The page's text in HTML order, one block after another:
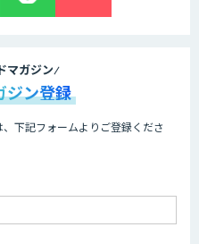
マガジン
ジン登録
下記フォームよりご登録くださ